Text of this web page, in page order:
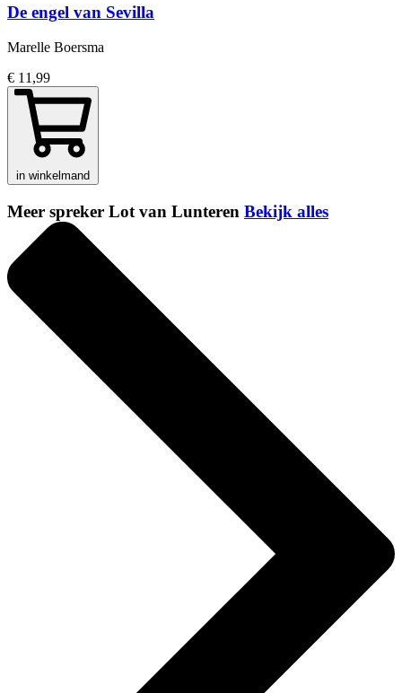
De engel van Sevilla
Marelle Boersma
€ 11,99
in winkelmand
Meer spreker Lot van Lunteren Bekijk alles